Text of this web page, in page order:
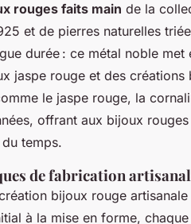
rouges faits main de la
et de pierres naturelles
durée : ce métal noble
jaspe rouge et des
le jaspe rouge, la
offrant aux bijoux
temps.
de fabrication
bijoux rouge
à la mise en forme,